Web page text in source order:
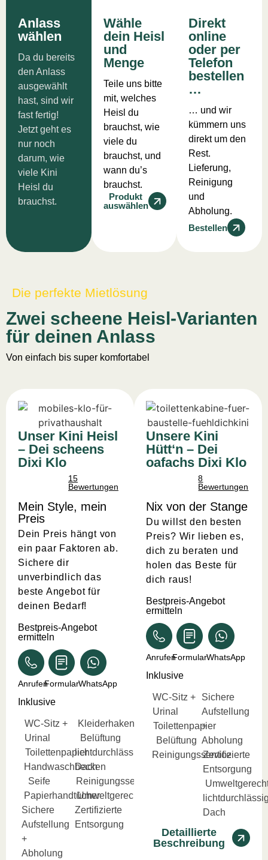
Anlass
wählen
Da du bereits
den Anlass
ausgewählt
hast, sind wir
fast fertig!
Jetzt geht es
nur noch
darum, wie
viele Kini
Heisl du
brauchst.
Wähle
dein Heisl
und
Menge
Teile uns bitte
mit, welches
Heisl du
brauchst, wie
viele du
brauchst, und
wann du’s
brauchst.
Produkt
auswählen
Direkt
online
oder per
Telefon
bestellen
…
… und wir
kümmern uns
direkt um den
Rest.
Lieferung,
Reinigung
und
Abholung.
Bestellen
Die perfekte Mietlösung
Zwei scheene Heisl-Varianten
für deinen Anlass
Von einfach bis super komfortabel
Unser Kini Heisl
– Dei scheens
Dixi Klo
15
Bewertungen
Mein Style, mein
Preis
Dein Preis hängt von
ein paar Faktoren ab.
Sichere dir
unverbindlich das
beste Angebot für
deinen Bedarf!
Bestpreis-Angebot
ermitteln
AnrufenFormularWhatsApp
Inklusive
WC-Sitz +
Urinal
Toilettenpapier
Handwaschbecken
Seife
Papierhandtücher
Sichere
Aufstellung
+
Abholung
Kleiderhaken
Belüftung
lichtdurchlässiges
Dach
Reinigungsservice
Umweltgerecht
Zertifizierte
Entsorgung
Unsere Kini
Hütt‘n – Dei
oafachs Dixi Klo
8
Bewertungen
Nix von der Stange
Du willst den besten
Preis? Wir lieben es,
dich zu beraten und
holen das Beste für
dich raus!
Bestpreis-Angebot
ermitteln
AnrufenFormularWhatsApp
Inklusive
WC-Sitz +
Urinal
Toilettenpapier
Belüftung
Reinigungsservice
Sichere
Aufstellung
+
Abholung
Zertifizierte
Entsorgung
Dach
Detaillierte
Beschreibung